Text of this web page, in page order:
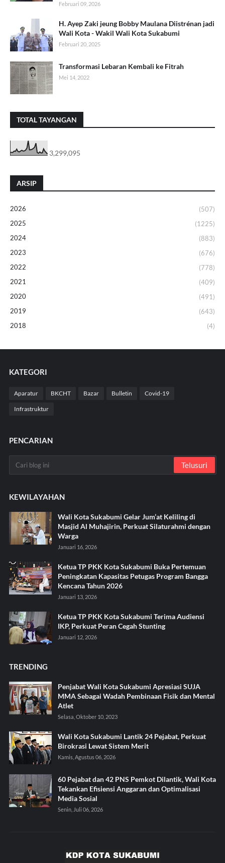
Februari 09, 2026
H. Ayep Zaki jeung Bobby Maulana Diistrénan jadi
Wali Kota - Wakil Wali Kota Sukabumi
Februari 20, 2025
Transformasi Lebaran Kembali ke Fitrah
Mei 14, 2022
TOTAL TAYANGAN
3,299,095
ARSIP
2026
(507)
2025
(1225)
2024
(883)
2023
(676)
2022
(778)
2021
(409)
2020
(491)
2019
(643)
2018
(4)
KATEGORI
Aparatur BKCHT Bazar Bulletin Covid-19
Infrastruktur
PENCARIAN
KEWILAYAHAN
Wali Kota Sukabumi Gelar Jum’at Keliling di
Masjid Al Muhajirin, Perkuat Silaturahmi dengan
Warga
Januari 16, 2026
Ketua TP PKK Kota Sukabumi Buka Pertemuan
Peningkatan Kapasitas Petugas Program Bangga
Kencana Tahun 2026
Januari 13, 2026
Ketua TP PKK Kota Sukabumi Terima Audiensi
IKP, Perkuat Peran Cegah Stunting
Januari 12, 2026
TRENDING
Penjabat Wali Kota Sukabumi Apresiasi SUJA
MMA Sebagai Wadah Pembinaan Fisik dan Mental
Atlet
Selasa, Oktober 10, 2023
Wali Kota Sukabumi Lantik 24 Pejabat, Perkuat
Birokrasi Lewat Sistem Merit
Kamis, Agustus 06, 2026
60 Pejabat dan 42 PNS Pemkot Dilantik, Wali Kota
Tekankan Efisiensi Anggaran dan Optimalisasi
Media Sosial
Senin, Juli 06, 2026